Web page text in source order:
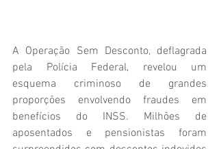
A Operação Sem Desconto, deflagrada
pela Polícia Federal, revelou um
esquema criminoso de grandes
proporções envolvendo fraudes em
benefícios do INSS. Milhões de
aposentados e pensionistas foram